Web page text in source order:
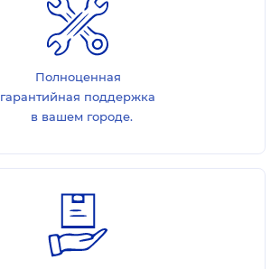
Полноценная
гарантийная поддержка
в вашем городе.